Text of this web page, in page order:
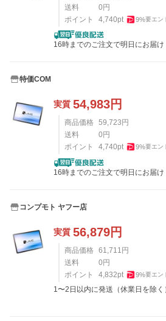
送料
0円
ポイント
4,740pt 9%要エン
16時までのご注文で明日にお届け
特価COM
実質 54,983円
商品価格 59,723 円
送料
0 円
ポイント
4,740pt 9%要エン
16時までのご注文で明日にお届け
コンプモト ヤフー店
実質 56,879円
商品価格 61,711 円
送料
0円
ポイント
4,832pt 9%要エン
1〜2日以内に発送（休業日を除く